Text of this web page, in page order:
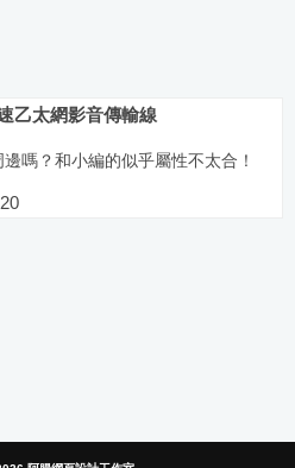
乙太網影音傳輸線
嗎？和小編的似乎屬性不太合！